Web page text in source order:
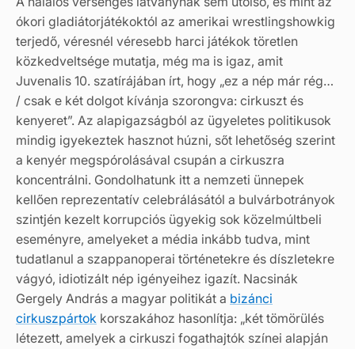
ókori gladiátorjátékoktól az amerikai wrestlingshowkig
terjedő, véresnél véresebb harci játékok töretlen
közkedveltsége mutatja, még ma is igaz, amit
Juvenalis 10. szatírájában írt, hogy „ez a nép már rég…
/ csak e két dolgot kívánja szorongva: cirkuszt és
kenyeret”. Az alapigazságból az ügyeletes politikusok
mindig igyekeztek hasznot húzni, sőt lehetőség szerint
a kenyér megspórolásával csupán a cirkuszra
koncentrálni. Gondolhatunk itt a nemzeti ünnepek
kellően reprezentatív celebrálásától a bulvárbotrányok
szintjén kezelt korrupciós ügyekig sok közelmúltbeli
eseményre, amelyeket a média inkább tudva, mint
tudatlanul a szappanoperai történetekre és díszletekre
vágyó, idiotizált nép igényeihez igazít. Nacsinák
Gergely András a magyar politikát a bizánci
cirkuszpártok korszakához hasonlítja: „két tömörülés
létezett, amelyek a cirkuszi fogathajtók színei alapján